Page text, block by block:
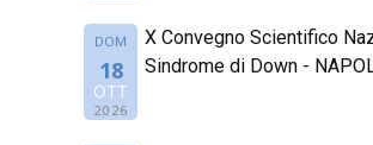
DOM
18
OTT
2026
X Convegno Scientifico
Sindrome di Down -